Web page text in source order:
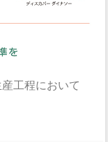
工程において